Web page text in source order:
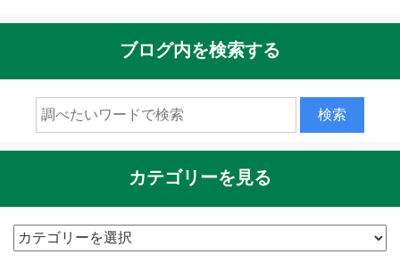
ブログ内を検索する
カテゴリーを見る
カ